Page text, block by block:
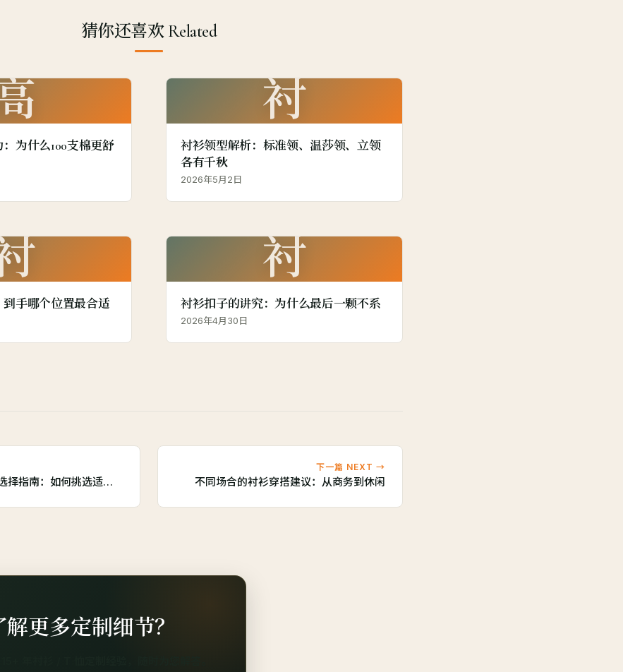
猜你还喜欢 Related
为什么100支棉更舒
衬
衬衫领型解析：标准领、温莎领、立领
各有千秋
2026年5月2日
手哪个位置最合适
衬
衬衫扣子的讲究：为什么最后一颗不系
2026年4月30日
择指南：如何挑选适…
下一篇 NEXT →
不同场合的衬衫穿搭建议：从商务到休闲
解更多定制细节？